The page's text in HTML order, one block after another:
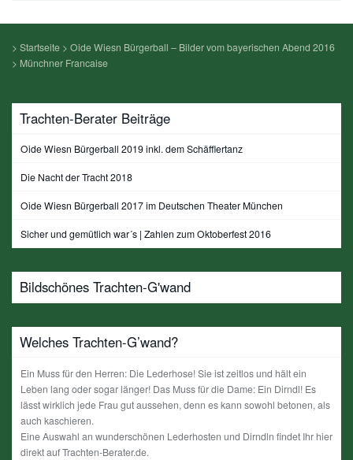
> Startseite > Oide Wiesn Bürgerball – Bilder vom bayerischen Abend 2016
> Münchner Francaise
Trachten-Berater Beiträge
Oide Wiesn Bürgerball 2019 inkl. dem Schäfflertanz
Die Nacht der Tracht 2018
Oide Wiesn Bürgerball 2017 im Deutschen Theater München
Sicher und gemütlich war´s | Zahlen zum Oktoberfest 2016
Bildschönes Trachten-G'wand
Welches Trachten-G’wand?
Ein Muss für den Herren: Die Lederhose! Sie ist zeitlos und hält ein
Leben lang oder sogar länger! Das Muss für die Dame: Ein Dirndl! Es
lässt wirklich jede Frau gut aussehen, denn es kann sowohl betonen, als
auch kaschieren.
Eine Auswahl an wunderschönen Lederhosten und Dirndln findet Ihr hier
direkt auf Trachten-Berater.de.